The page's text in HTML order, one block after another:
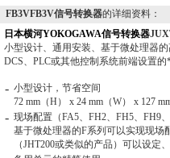
FB3VFB3V信号转换器的详细资料：
日本横河YOKOGAWA信号转换器
小型设计、通用安装、基于微处理器
DCS、PLC或其他控制系统前端设置的*
- 小型设计，节省空间
72 mm（H） x 24 mm（W） x 127
- 现场配置（FA5、FH2、FH5、FH9
基于微处理器的F系列可以实现现场
（JHT200或类似的产品）可以设